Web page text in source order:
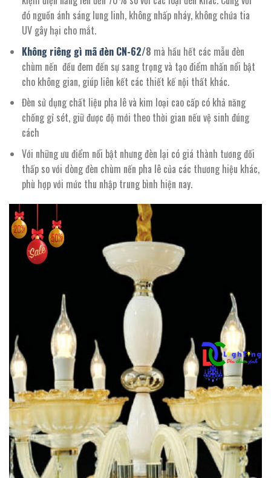
đó nguồn ánh sáng lung linh, không nhấp nháy, không chứa tia
UV gây hại cho mắt.
Không riêng gì mã đèn CN-62/8 mà hầu hết các mẫu đèn
chùm nến đều đem đến sự sang trọng và tạo điểm nhấn nổi bật
cho không gian, giúp liên kết các thiết kế nội thất khác.
Đèn sử dụng chất liệu pha lê và kim loại cao cấp có khả năng
chống gỉ sét, giữ được độ mới theo thời gian nếu vệ sinh đúng
cách
Với những ưu điểm nổi bật nhưng đèn lại có giá thành tương đối
thấp so với dòng đèn chùm nến pha lê của các thương hiệu khác,
phù hợp với mức thu nhập trung bình hiện nay.